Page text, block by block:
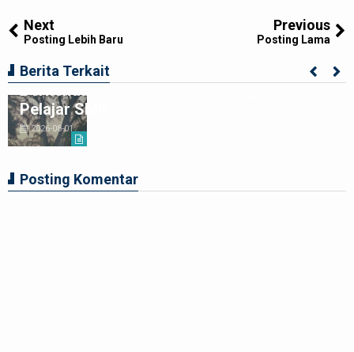
Next
Posting Lebih Baru
Previous
Posting Lama
Berita Terkait
Ciptakan Generasi Muda Tertib
Berkendara,Satlantas Polre Langkat Bekali
Pelajar SMP
2026-08-01
Posting Komentar